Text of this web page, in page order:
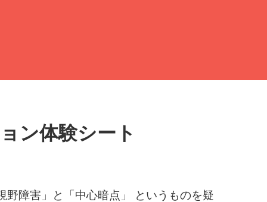
ン体験シート
野障害」と「中心暗点」 というものを疑